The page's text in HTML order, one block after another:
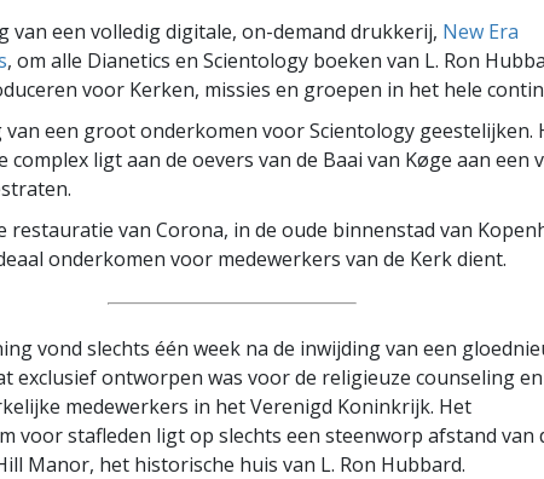
van een volledig digitale, on-demand drukkerij, New Era
, om alle Dianetics en Scientology boeken van L. Ron
voor Kerken, missies en groepen in het hele
van een groot onderkomen voor Scientology geestelijken.
ligt aan de oevers van de Baai van Køge aan een
restauratie van Corona, in de oude binnenstad van
onderkomen voor medewerkers van de Kerk dient.
vond slechts één week na de inwijding van een
exclusief ontworpen was voor de religieuze counseling en
medewerkers in het Verenigd Koninkrijk. Het
voor stafleden ligt op slechts een steenworp afstand van
Manor, het historische huis van L. Ron Hubbard.